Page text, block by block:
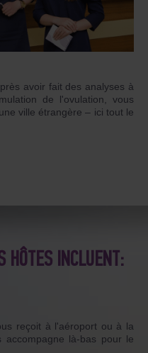
avoir fait des analyses à
de l'ovulation, vous
ville étrangère – ici tout le
HÔTES INCLUENT:
reçoit à l'aéroport ou à la
là-bas pour le